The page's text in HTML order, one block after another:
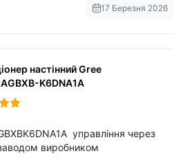
17 Березня 2026
настінний Gree
K6DNA1A
управління через
виробником